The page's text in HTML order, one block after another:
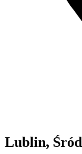
Lublin,